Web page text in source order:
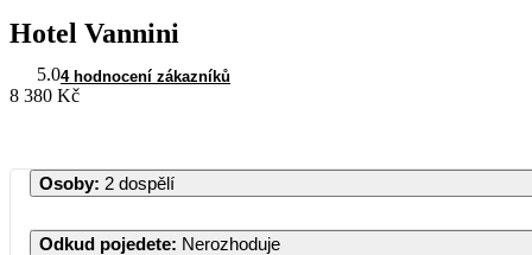
Hotel Vannini
5.04 hodnocení zákazníků
8 380 Kč
Osoby: 2 dospělí
Odkud pojedete: Nerozhoduje